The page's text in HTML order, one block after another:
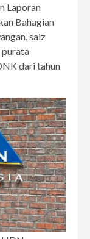
Laporan
Bahagian
saiz
purata
dari tahun